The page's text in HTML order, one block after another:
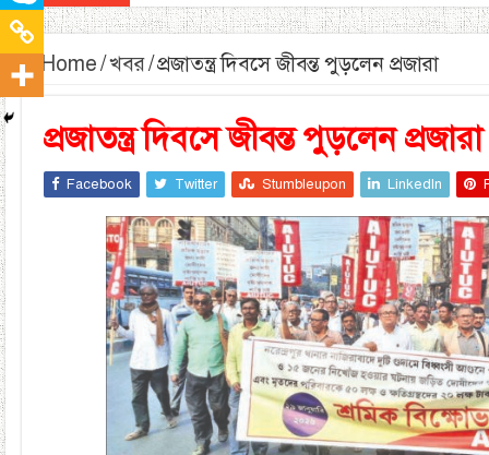
Home/খবর/প্রজাতন্ত্র দিবসে জীবন্ত পুড়লেন প্রজারা
প্রজাতন্ত্র দিবসে জীবন্ত পুড়লেন প্রজারা
Facebook Twitter Stumbleupon LinkedIn